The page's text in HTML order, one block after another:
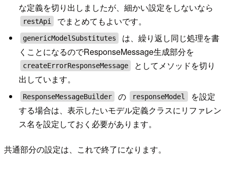
な定義を切り出しましたが、細かい設定をしないなら
restApi でまとめてもよいです。
genericModelSubstitutes
は、繰り返し同じ処理を書
くことになるのでResponseMessage生成部分を
createErrorResponseMessage
としてメソッドを切り
出しています。
ResponseMessageBuilder の responseModel
を設定
する場合は、表示したいモデル定義クラスにリファレン
ス名を設定しておく必要があります。
共通部分の設定は、これで終了になります。